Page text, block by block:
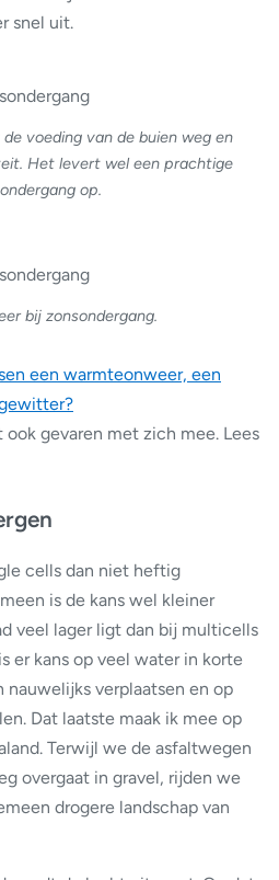
snel uit.
voeding van de buien weg en
Het levert wel een prachtige
op.
bij zonsondergang.
een warmteonweer, een
gevaren met zich mee. Lees
cells dan niet heftig
is de kans wel kleiner
veel lager ligt dan bij multicells
er kans op veel water in korte
verplaatsen en op
Dat laatste maak ik mee op
Terwijl we de asfaltwegen
overgaat in gravel, rijden we
drogere landschap van